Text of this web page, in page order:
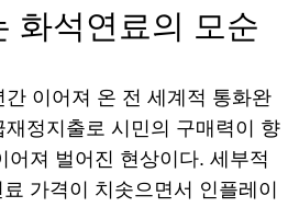
화석연료의 모순
이어져 온 전 세계적 통화완
정지출로 시민의 구매력이 향
어져 벌어진 현상이다. 세부적
가격이 치솟으면서 인플레이